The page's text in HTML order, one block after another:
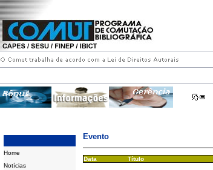
Home
Notícias
Evento
Data Título